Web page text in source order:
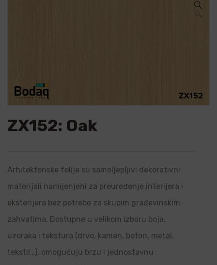
🔍
ZX152: Oak
Arhitektonske folije su samoljepljivi dekorativni
materijali namijenjeni za preuređenje interijera i
eksterijera bez potrebe za skupim građevinskim
zahvatima. Dostupne u velikom izboru boja,
uzoraka i tekstura (drvo, kamen, beton, metal,
tekstil…), omogućuju brzu i jednostavnu